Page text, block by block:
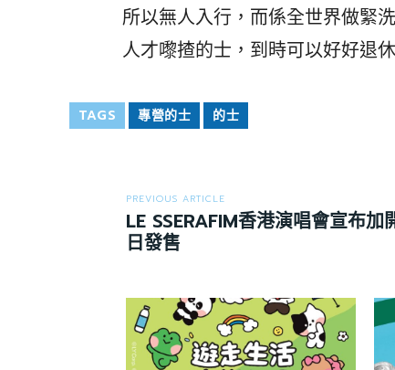
所以無人入行，而係全世界做緊
人才嚟揸的士，到時可以好好退
TAGS 專營的士 的士
PREVIOUS ARTICLE
LE SSERAFIM香港演唱會宣布
日發售